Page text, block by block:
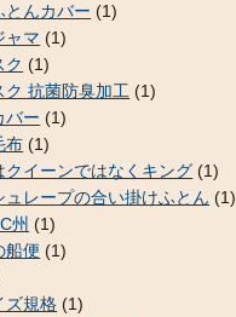
とんカバー (1)
ャマ (1)
ク (1)
ク 抗菌防臭加工 (1)
バー (1)
布 (1)
クイーンではなくキング (1)
ュレープの合い掛けふとん (1)
州 (1)
船便 (1)
ズ規格 (1)